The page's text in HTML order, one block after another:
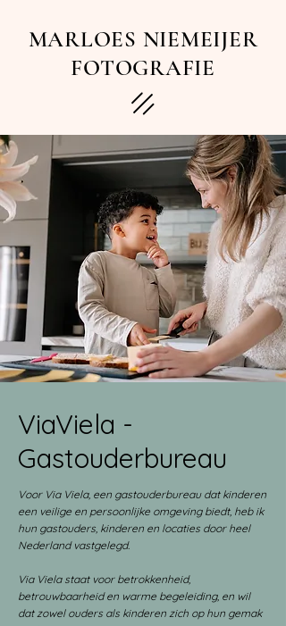
MARLOES NIEMEIJER
FOTOGRAFIE
ViaViela -
Gastouderbureau
Voor Via Viela, een gastouderbureau dat kinderen
een veilige en persoonlijke omgeving biedt, heb ik
hun gastouders, kinderen en locaties door heel
Nederland vastgelegd.
Via Viela staat voor betrokkenheid,
betrouwbaarheid en warme begeleiding, en wil
dat zowel ouders als kinderen zich op hun gemak